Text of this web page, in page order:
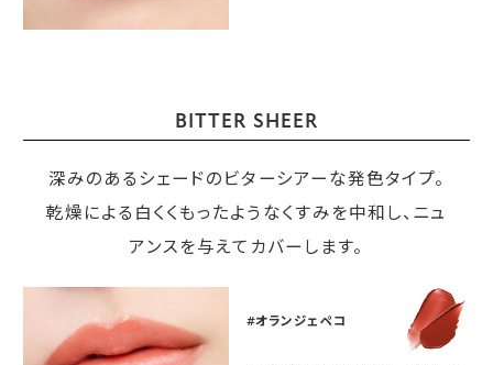
BITTER SHEER
深みのあるシェードのビターシアーな発色タイプ。
乾燥による白くくもったようなくすみを中和し、ニュ
アンスを与えてカバーします。
#オランジェペコ